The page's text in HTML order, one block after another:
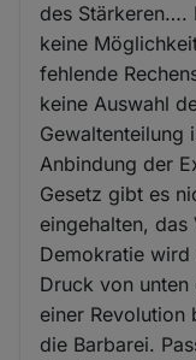
des Stärkeren….
keine
fehlende
keine Auswahl
Gewaltenteilung
Anbindung der
Gesetz gibt es
eingehalten,
Demokratie
Druck von
einer Revolution
die Barbarei.